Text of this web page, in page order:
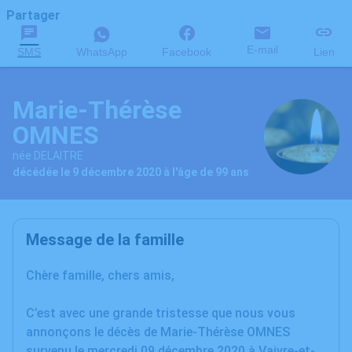
Partager
SMS WhatsApp Facebook E-mail Lien
Marie-Thérèse
OMNES
née DELAITRE
décédée le 9 décembre 2020 à l'âge de 99 ans
Message de la famille
Chère famille, chers amis,
C’est avec une grande tristesse que nous vous
annonçons le décès de Marie-Thérèse OMNES